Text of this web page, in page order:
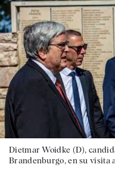
Dietmar Woidke (D),
Brandenburgo, en su visita